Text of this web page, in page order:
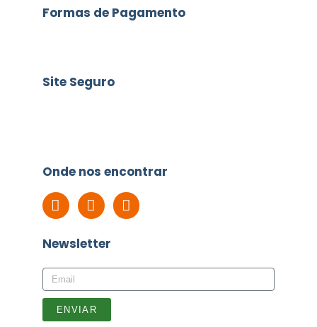
Formas de Pagamento
Site Seguro
Onde nos encontrar
Newsletter
ENVIAR